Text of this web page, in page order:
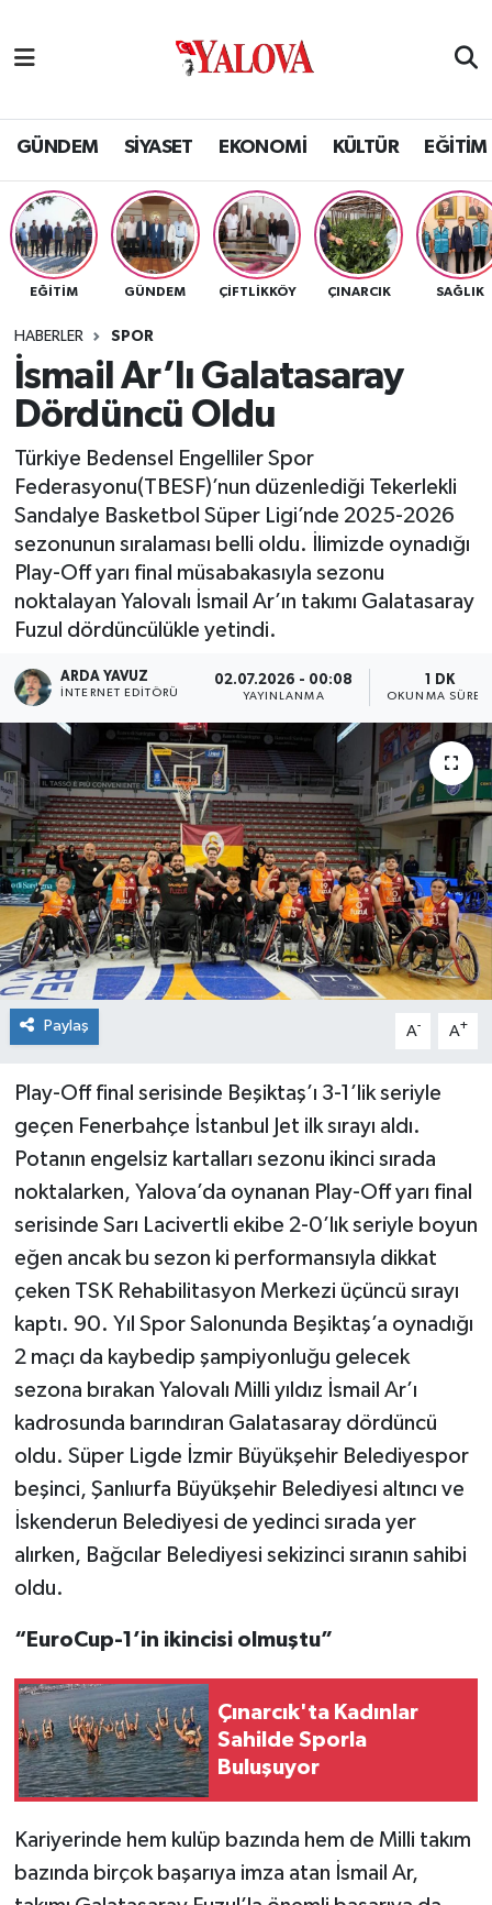
GÜNDEM SİYASET EKONOMİ KÜLTÜR EĞİTİM
EĞİTİM GÜNDEM ÇİFTLİKKÖY ÇINARCIK SAĞLIK
HABERLER SPOR
İsmail Ar’lı Galatasaray
Dördüncü Oldu
Türkiye Bedensel Engelliler Spor
Federasyonu(TBESF)’nun düzenlediği Tekerlekli
Sandalye Basketbol Süper Ligi’nde 2025-2026
sezonunun sıralaması belli oldu. İlimizde oynadığı
Play-Off yarı final müsabakasıyla sezonu
noktalayan Yalovalı İsmail Ar’ın takımı Galatasaray
Fuzul dördüncülükle yetindi.
ARDA YAVUZ
İNTERNET EDITÖRÜ
02.07.2026 - 00:08
YAYINLANMA
1 DK
OKUNMA
Paylaş A- A+
Play-Off final serisinde Beşiktaş’ı 3-1’lik seriyle
geçen Fenerbahçe İstanbul Jet ilk sırayı aldı.
Potanın engelsiz kartalları sezonu ikinci sırada
noktalarken, Yalova’da oynanan Play-Off yarı final
serisinde Sarı Lacivertli ekibe 2-0’lık seriyle boyun
eğen ancak bu sezon ki performansıyla dikkat
çeken TSK Rehabilitasyon Merkezi üçüncü sırayı
kaptı. 90. Yıl Spor Salonunda Beşiktaş’a oynadığı
2 maçı da kaybedip şampiyonluğu gelecek
sezona bırakan Yalovalı Milli yıldız İsmail Ar’ı
kadrosunda barındıran Galatasaray dördüncü
oldu. Süper Ligde İzmir Büyükşehir Belediyespor
beşinci, Şanlıurfa Büyükşehir Belediyesi altıncı ve
İskenderun Belediyesi de yedinci sırada yer
alırken, Bağcılar Belediyesi sekizinci sıranın sahibi
oldu.
“EuroCup-1’in ikincisi olmuştu”
Çınarcık'ta Kadınlar
Sahilde Sporla
Buluşuyor
Kariyerinde hem kulüp bazında hem de Milli takım
bazında birçok başarıya imza atan İsmail Ar,
SİYASET
EKONOMİ
KÜLTÜR
BİLİM VE TEKNOLOJİ
ASAYİŞ
SAĞLIK
SPOR
ULUSAL
RESMİ İLAN
Yalova Nöbetçi Eczaneler
Yalova Hava Durumu
Yalova Namaz Vakitleri
Yalova Trafik Yoğunluk Haritası
Tüm Manşetler
Son Dakika Haberleri
Haber Arşivi